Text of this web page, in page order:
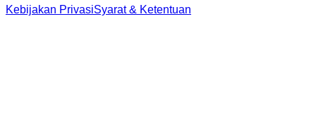
Kebijakan PrivasiSyarat & Ketentuan